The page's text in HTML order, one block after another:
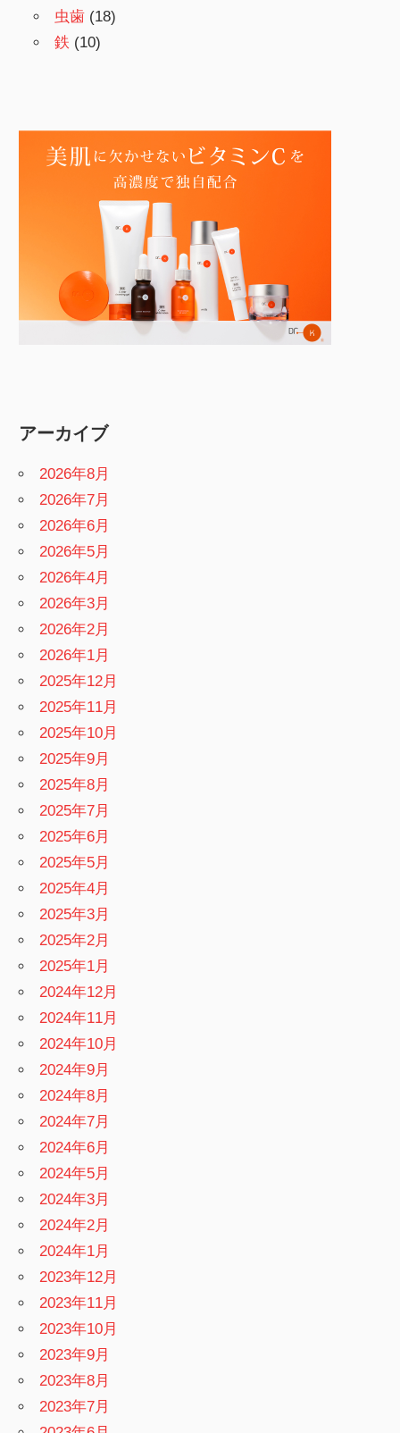
虫歯 (18)
鉄 (10)
アーカイブ
2026年8月
2026年7月
2026年6月
2026年5月
2026年4月
2026年3月
2026年2月
2026年1月
2025年12月
2025年11月
2025年10月
2025年9月
2025年8月
2025年7月
2025年6月
2025年5月
2025年4月
2025年3月
2025年2月
2025年1月
2024年12月
2024年11月
2024年10月
2024年9月
2024年8月
2024年7月
2024年6月
2024年5月
2024年3月
2024年2月
2024年1月
2023年12月
2023年11月
2023年10月
2023年9月
2023年8月
2023年7月